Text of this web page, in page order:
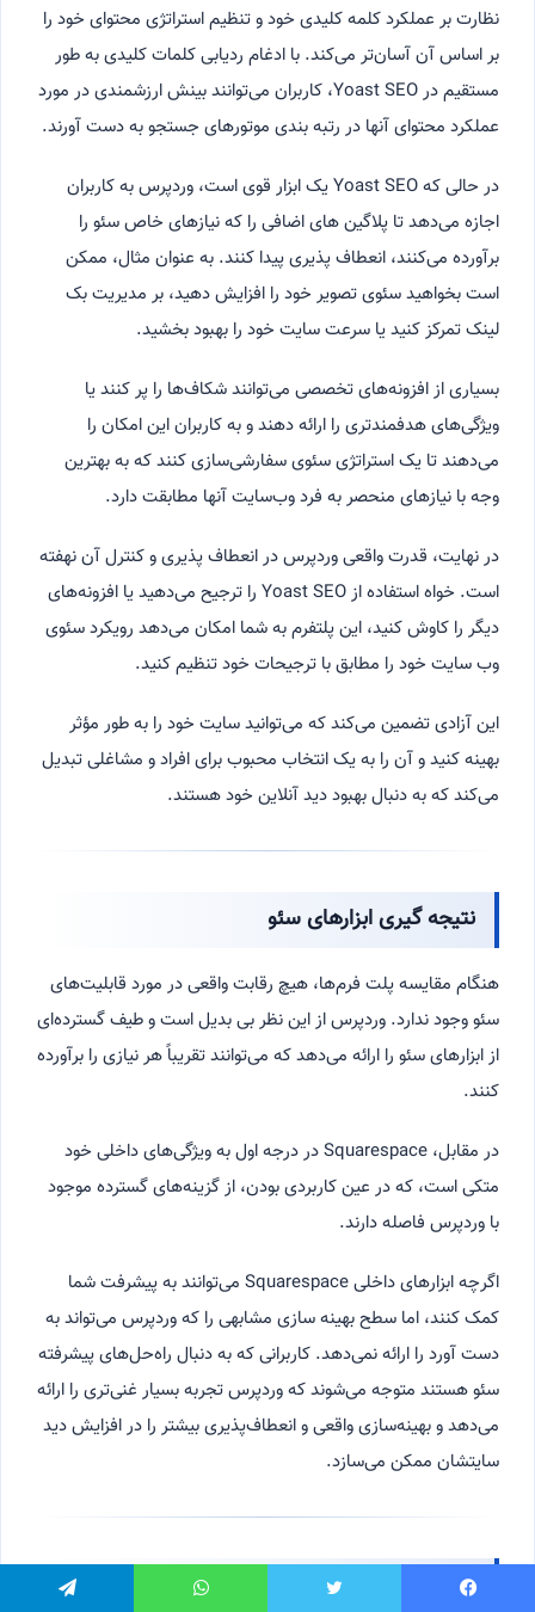
نظارت بر عملکرد کلمه کلیدی خود و تنظیم استراتژی محتوای خود را
بر اساس آن آسان‌تر می‌کند. با ادغام ردیابی کلمات کلیدی به طور
مستقیم در Yoast SEO، کاربران می‌توانند بینش ارزشمندی در مورد
عملکرد محتوای آنها در رتبه بندی موتورهای جستجو به دست آورند.
در حالی که Yoast SEO یک ابزار قوی است، وردپرس به کاربران
اجازه می‌دهد تا پلاگین های اضافی را که نیازهای خاص سئو را
برآورده می‌کنند، انعطاف پذیری پیدا کنند. به عنوان مثال، ممکن
است بخواهید سئوی تصویر خود را افزایش دهید، بر مدیریت بک
لینک تمرکز کنید یا سرعت سایت خود را بهبود بخشید.
بسیاری از افزونه‌های تخصصی می‌توانند شکاف‌ها را پر کنند یا
ویژگی‌های هدفمندتری را ارائه دهند و به کاربران این امکان را
می‌دهند تا یک استراتژی سئوی سفارشی‌سازی کنند که به بهترین
وجه با نیازهای منحصر به فرد وب‌سایت آنها مطابقت دارد.
در نهایت، قدرت واقعی وردپرس در انعطاف پذیری و کنترل آن نهفته
است. خواه استفاده از Yoast SEO را ترجیح می‌دهید یا افزونه‌های
دیگر را کاوش کنید، این پلتفرم به شما امکان می‌دهد رویکرد سئوی
وب سایت خود را مطابق با ترجیحات خود تنظیم کنید.
این آزادی تضمین می‌کند که می‌توانید سایت خود را به طور مؤثر
بهینه کنید و آن را به یک انتخاب محبوب برای افراد و مشاغلی تبدیل
می‌کند که به دنبال بهبود دید آنلاین خود هستند.
نتیجه گیری ابزارهای سئو
هنگام مقایسه پلت فرم‌ها، هیچ رقابت واقعی در مورد قابلیت‌های
سئو وجود ندارد. وردپرس از این نظر بی بدیل است و طیف گسترده‌ای
از ابزارهای سئو را ارائه می‌دهد که می‌توانند تقریباً هر نیازی را برآورده
کنند.
در مقابل، Squarespace در درجه اول به ویژگی‌های داخلی خود
متکی است، که در عین کاربردی بودن، از گزینه‌های گسترده موجود
با وردپرس فاصله دارند.
اگرچه ابزارهای داخلی Squarespace می‌توانند به پیشرفت شما
کمک کنند، اما سطح بهینه سازی مشابهی را که وردپرس می‌تواند به
دست آورد را ارائه نمی‌دهد. کاربرانی که به دنبال راه‌حل‌های پیشرفته
سئو هستند متوجه می‌شوند که وردپرس تجربه بسیار غنی‌تری را ارائه
می‌دهد و بهینه‌سازی واقعی و انعطاف‌پذیری بیشتر را در افزایش دید
سایتشان ممکن می‌سازد.
مقایسه عملکرد سئو در وردپرس و Squarespace